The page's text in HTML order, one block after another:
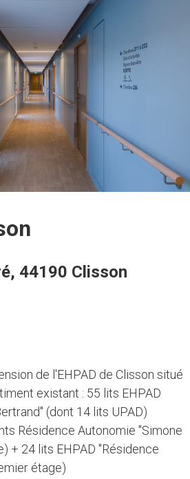
44190 Clisson
de l'EHPAD de Clisson situé
existant : 55 lits EHPAD
(dont 14 lits UPAD)
Résidence Autonomie "Simone
+ 24 lits EHPAD "Résidence
étage)